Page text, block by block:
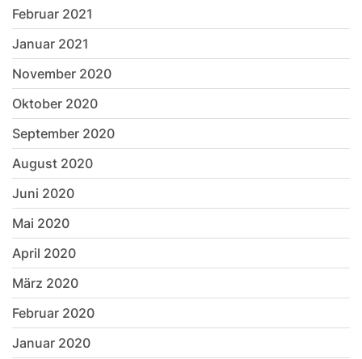
Februar 2021
Januar 2021
November 2020
Oktober 2020
September 2020
August 2020
Juni 2020
Mai 2020
April 2020
März 2020
Februar 2020
Januar 2020